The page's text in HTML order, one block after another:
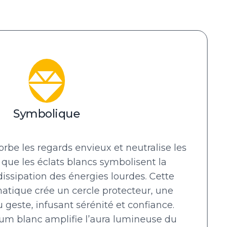
Symbolique
les regards envieux et neutralise les
les éclats blancs symbolisent la
des énergies lourdes. Cette
crée un cercle protecteur, une
geste, infusant sérénité et confiance.
blanc amplifie l’aura lumineuse du